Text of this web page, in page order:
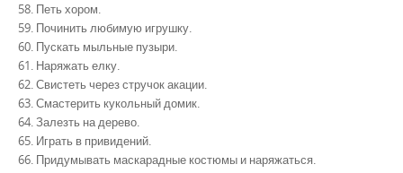
58. Петь хором.
59. Починить любимую игрушку.
60. Пускать мыльные пузыри.
61. Наряжать елку.
62. Свистеть через стручок акации.
63. Смастерить кукольный домик.
64. Залезть на дерево.
65. Играть в привидений.
66. Придумывать маскарадные костюмы и наряжаться.